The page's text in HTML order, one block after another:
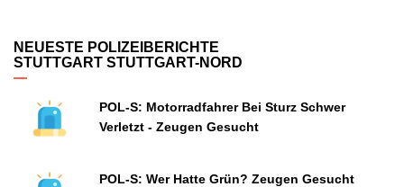
NEUESTE POLIZEIBERICHTE
STUTTGART STUTTGART-NORD
POL-S: Motorradfahrer Bei Sturz Schwer
Verletzt - Zeugen Gesucht
POL-S: Wer Hatte Grün? Zeugen Gesucht